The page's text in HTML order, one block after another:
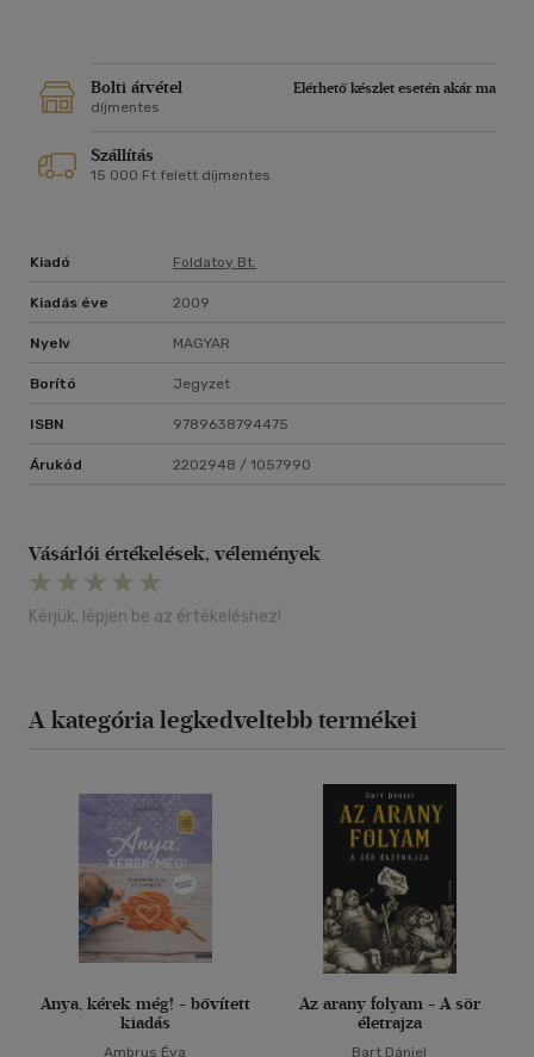
Bolti átvétel
Elérhető készlet esetén akár ma
díjmentes
Szállítás
15 000 Ft felett díjmentes
Kiadó Foldatoy Bt.
Kiadás éve 2009
Nyelv MAGYAR
Borító Jegyzet
ISBN 9789638794475
Árukód 2202948 / 1057990
Vásárlói értékelések, vélemények
Kérjük, lépjen be az értékeléshez!
A kategória legkedveltebb termékei
Anya, kérek még! - bővített
kiadás
Ambrus Éva
Az arany folyam - A sör
életrajza
Bart Dániel